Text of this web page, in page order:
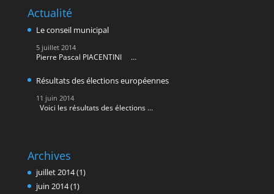
Actualité
Le conseil municipal
5 juillet 2014
Pierre Pascal PIACENTINI …
Résultats des élections européennes
11 juin 2014
Voici les résultats des élections …
Archives
juillet 2014(1)
juin 2014(1)